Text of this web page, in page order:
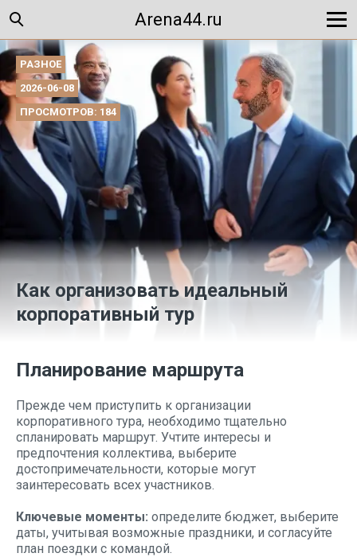
Arena44.ru
РАЗНОЕ
2026-06-08
ПРОСМОТРОВ: 184
Как организовать идеальный
корпоративный тур
Планирование маршрута
Прежде чем приступить к организации
корпоративного тура, необходимо тщательно
спланировать маршрут. Учтите интересы и
предпочтения коллектива, выберите
достопримечательности, которые могут
заинтересовать всех участников.
Ключевые моменты: определите бюджет, выберите
даты, учитывая возможные праздники, и согласуйте
план поездки с командой.